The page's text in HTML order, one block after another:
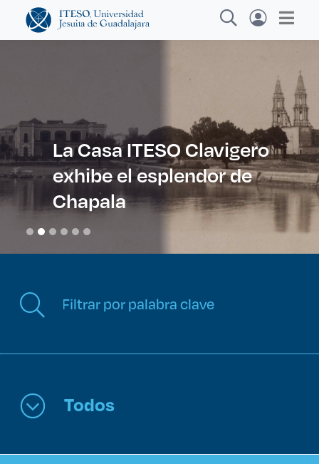
Explora sitios web, programas académicos,
actividades y noticias
Diplomados y Cu
Enlaces de interés
Becas
La Casa ITESO Clavigero
exhibe el esplendor de
Chapala
Todos